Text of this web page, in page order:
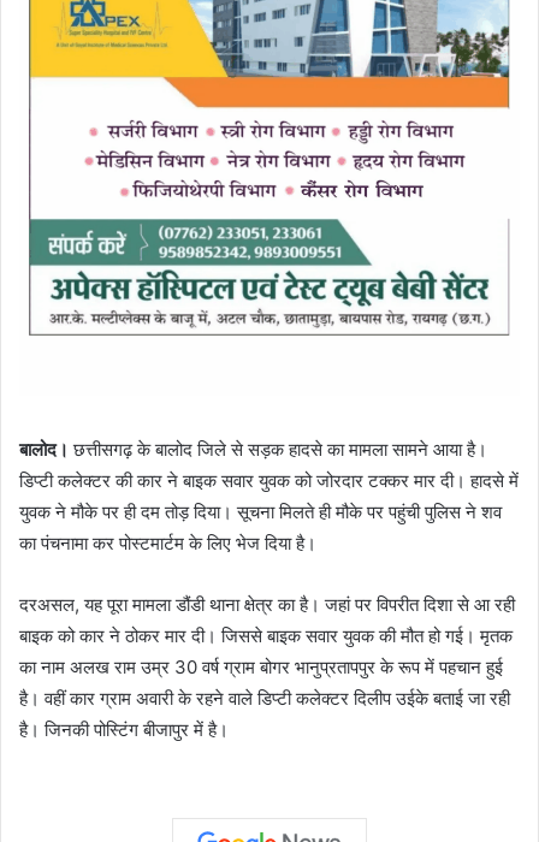
बालोद। छत्तीसगढ़ के बालोद जिले से सड़क हादसे का मामला सामने आया है।
डिप्टी कलेक्टर की कार ने बाइक सवार युवक को जोरदार टक्कर मार दी। हादसे में
युवक ने मौके पर ही दम तोड़ दिया। सूचना मिलते ही मौके पर पहुंची पुलिस ने शव
का पंचनामा कर पोस्टमार्टम के लिए भेज दिया है।
दरअसल, यह पूरा मामला डौंडी थाना क्षेत्र का है। जहां पर विपरीत दिशा से आ रही
बाइक को कार ने ठोकर मार दी। जिससे बाइक सवार युवक की मौत हो गई। मृतक
का नाम अलख राम उम्र 30 वर्ष ग्राम बोगर भानुप्रतापपुर के रूप में पहचान हुई
है। वहीं कार ग्राम अवारी के रहने वाले डिप्टी कलेक्टर दिलीप उईके बताई जा रही
है। जिनकी पोस्टिंग बीजापुर में है।